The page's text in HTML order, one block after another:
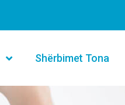
Shërbimet Tona